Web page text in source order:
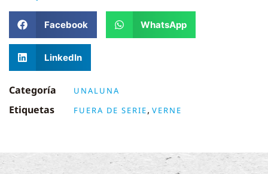
Facebook WhatsApp
LinkedIn
Categoría UNALUNA
Etiquetas FUERA DE SERIE, VERNE